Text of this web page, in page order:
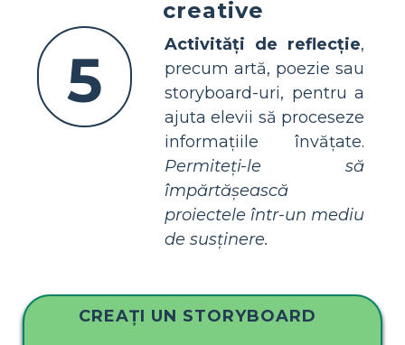
5
creative
Activități de reflecție,
precum artă, poezie sau
storyboard-uri, pentru a
ajuta elevii să proceseze
informațiile învățate.
Permiteți-le să
împărtășească
proiectele într-un mediu
de susținere.
CREAȚI UN STORYBOARD